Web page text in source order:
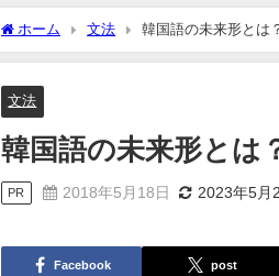
ホーム 文法 韓国語の未来形とは
文法
韓国語の未来形とは
PR 2018年5月18日 2023年5月
Facebook post